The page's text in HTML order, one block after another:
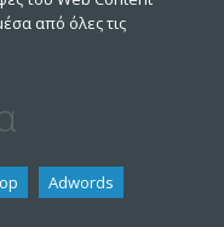
από όλες τις
Adwords